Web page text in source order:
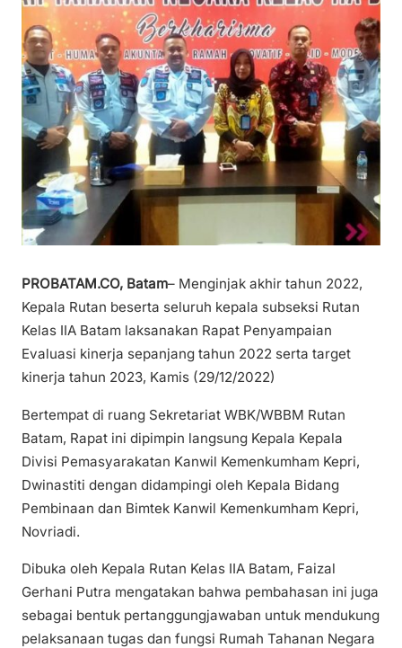
PROBATAM.CO, Batam– Menginjak akhir tahun 2022,
Kepala Rutan beserta seluruh kepala subseksi Rutan
Kelas IIA Batam laksanakan Rapat Penyampaian
Evaluasi kinerja sepanjang tahun 2022 serta target
kinerja tahun 2023, Kamis (29/12/2022)
Bertempat di ruang Sekretariat WBK/WBBM Rutan
Batam, Rapat ini dipimpin langsung Kepala Kepala
Divisi Pemasyarakatan Kanwil Kemenkumham Kepri,
Dwinastiti dengan didampingi oleh Kepala Bidang
Pembinaan dan Bimtek Kanwil Kemenkumham Kepri,
Novriadi.
Dibuka oleh Kepala Rutan Kelas IIA Batam, Faizal
Gerhani Putra mengatakan bahwa pembahasan ini juga
sebagai bentuk pertanggungjawaban untuk mendukung
pelaksanaan tugas dan fungsi Rumah Tahanan Negara